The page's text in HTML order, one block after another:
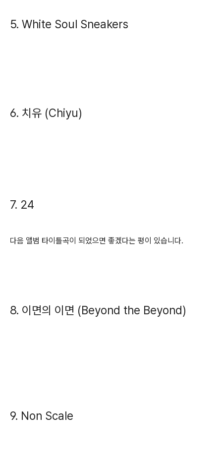
5. White Soul Sneakers
6. 치유 (Chiyu)
7. 24
다음 앨범 타이틀곡이 되었으면 좋겠다는 평이 있습니다.
8. 이면의 이면 (Beyond the Beyond)
9. Non Scale